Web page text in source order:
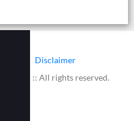
Disclaimer
:: All rights reserved.